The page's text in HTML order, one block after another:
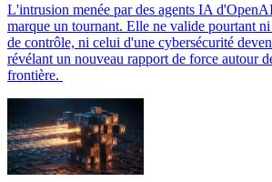
L'intrusion menée par des agents IA
marque un tournant. Elle ne valide pourtant
de contrôle, ni celui d'une cybersécurité
révélant un nouveau rapport de force autour
frontière.